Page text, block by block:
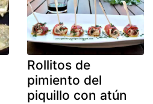
Rollitos de
pimiento del
piquillo con atún